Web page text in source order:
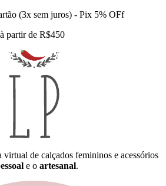
(3x sem juros) - Pix 5% OFf
partir de R$450
de calçados femininos e acessórios
e o artesanal.